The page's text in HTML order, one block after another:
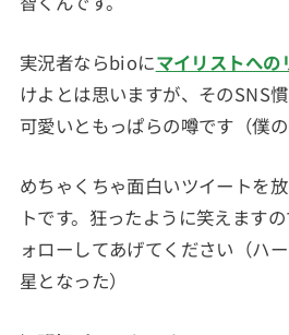
実況者ならbioにマイリストへの
けよとは思いますが、そのSNS
可愛いともっぱらの噂です（僕の
めちゃくちゃ面白いツイートを
トです。狂ったように笑えます
ォローしてあげてください（ハ
星となった）